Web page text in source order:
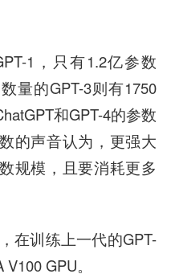
1，只有1.2亿参数
量的GPT-3则有1750
和GPT-4的参数
的声音认为，更强大
规模，且要消耗更多
在训练上一代的GPT-
GPU。